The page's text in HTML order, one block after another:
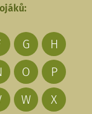
G
H
O
P
W
X